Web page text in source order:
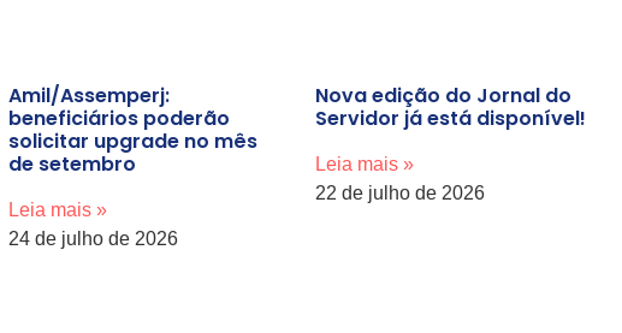
Amil/Assemperj:
beneficiários poderão
solicitar upgrade no mês
de setembro
Leia mais »
24 de julho de 2026
Nova edição do Jornal do
Servidor já está disponível!
Leia mais »
22 de julho de 2026